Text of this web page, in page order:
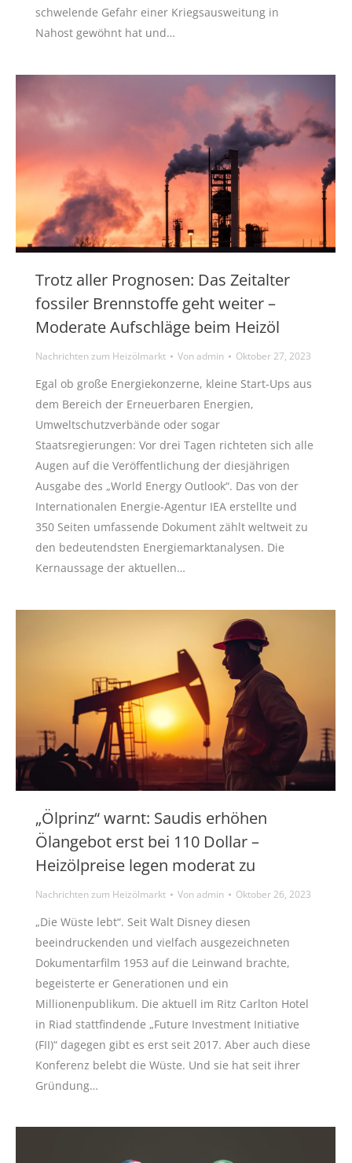
schwelende Gefahr einer Kriegsausweitung in
Nahost gewöhnt hat und…
Trotz aller Prognosen: Das Zeitalter
fossiler Brennstoffe geht weiter –
Moderate Aufschläge beim Heizöl
Nachrichten zum Heizölmarkt Vonadmin Oktober 27, 2023
Egal ob große Energiekonzerne, kleine Start-Ups aus
dem Bereich der Erneuerbaren Energien,
Umweltschutzverbände oder sogar
Staatsregierungen: Vor drei Tagen richteten sich alle
Augen auf die Veröffentlichung der diesjährigen
Ausgabe des „World Energy Outlook“. Das von der
Internationalen Energie-Agentur IEA erstellte und
350 Seiten umfassende Dokument zählt weltweit zu
den bedeutendsten Energiemarktanalysen. Die
Kernaussage der aktuellen…
„Ölprinz“ warnt: Saudis erhöhen
Ölangebot erst bei 110 Dollar –
Heizölpreise legen moderat zu
Nachrichten zum Heizölmarkt Vonadmin Oktober 26, 2023
„Die Wüste lebt“. Seit Walt Disney diesen
beeindruckenden und vielfach ausgezeichneten
Dokumentarfilm 1953 auf die Leinwand brachte,
begeisterte er Generationen und ein
Millionenpublikum. Die aktuell im Ritz Carlton Hotel
in Riad stattfindende „Future Investment Initiative
(FII)“ dagegen gibt es erst seit 2017. Aber auch diese
Konferenz belebt die Wüste. Und sie hat seit ihrer
Gründung…